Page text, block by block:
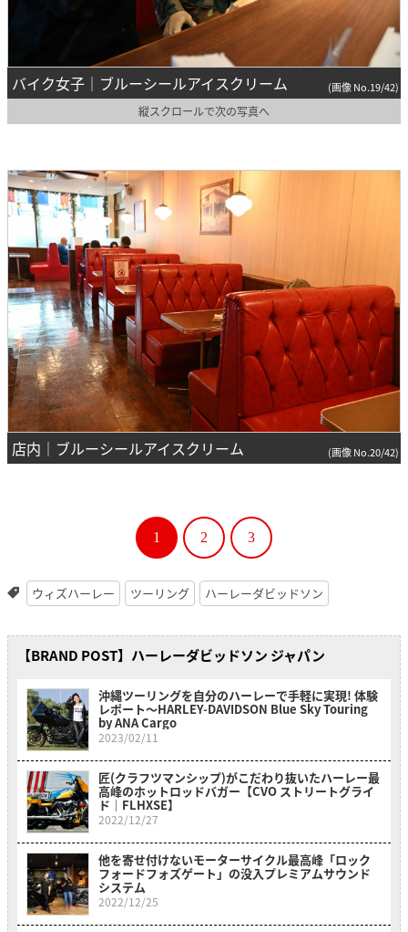
バイク女子｜ブルーシールアイスクリーム (画像 No.19/42)
縦スクロールで次の写真へ
店内｜ブルーシールアイスクリーム (画像 No.20/42)
1 2 3
ウィズハーレー ツーリング ハーレーダビッドソン
【BRAND POST】ハーレーダビッドソン ジャパン
沖縄ツーリングを自分のハーレーで手軽に実現! 体験
レポート〜HARLEY-DAVIDSON Blue Sky Touring
by ANA Cargo
2023/02/11
匠(クラフツマンシップ)がこだわり抜いたハーレー最
高峰のホットロッドバガー【CVO ストリートグライ
ド｜FLHXSE】
2022/12/27
他を寄せ付けないモーターサイクル最高峰「ロック
フォードフォズゲート」の没入プレミアムサウンド
システム
2022/12/25